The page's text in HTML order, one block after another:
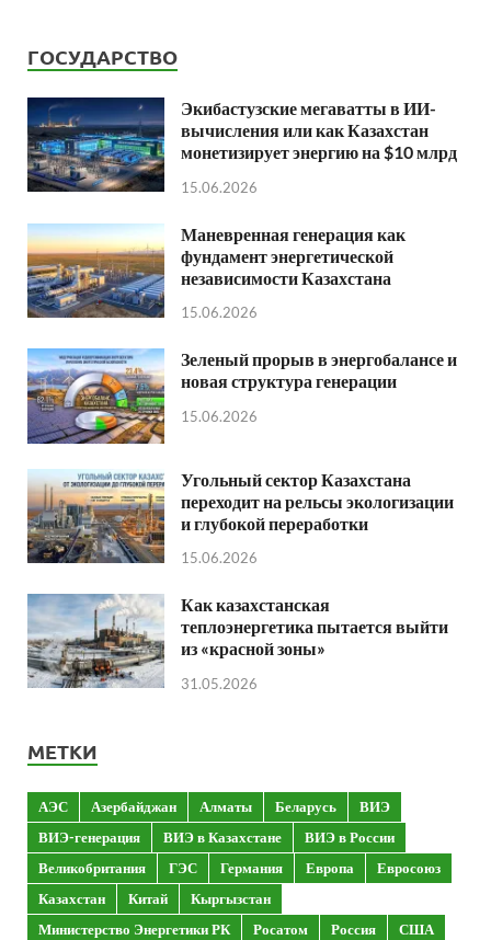
ГОСУДАРСТВО
Экибастузские мегаватты в ИИ-
вычисления или как Казахстан
монетизирует энергию на $10 млрд
15.06.2026
Маневренная генерация как
фундамент энергетической
независимости Казахстана
15.06.2026
Зеленый прорыв в энергобалансе и
новая структура генерации
15.06.2026
Угольный сектор Казахстана
переходит на рельсы экологизации
и глубокой переработки
15.06.2026
Как казахстанская
теплоэнергетика пытается выйти
из «красной зоны»
31.05.2026
МЕТКИ
АЭС Азербайджан Алматы Беларусь
ВИЭ
ВИЭ-генерация
ВИЭ в Казахстане
ВИЭ в России
Великобритания
ГЭС Германия Европа
Евросоюз
Казахстан
Китай
Кыргызстан
Министерство Энергетики РК
Росатом Россия
США